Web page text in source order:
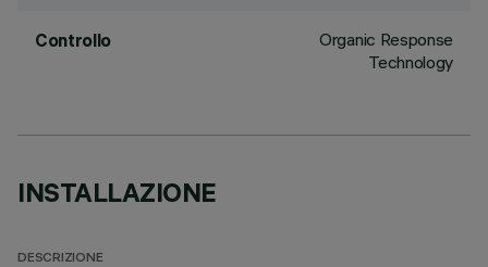
Controllo
Organic Response
Technology
INSTALLAZIONE
DESCRIZIONE